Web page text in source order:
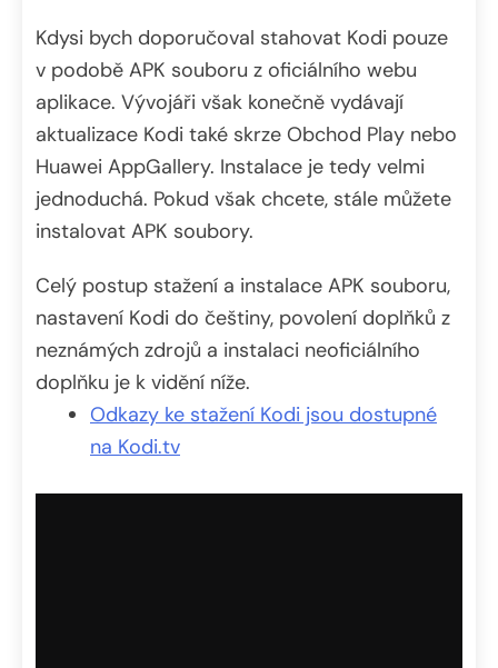
Kdysi bych doporučoval stahovat Kodi pouze
v podobě APK souboru z oficiálního webu
aplikace. Vývojáři však konečně vydávají
aktualizace Kodi také skrze Obchod Play nebo
Huawei AppGallery. Instalace je tedy velmi
jednoduchá. Pokud však chcete, stále můžete
instalovat APK soubory.
Celý postup stažení a instalace APK souboru,
nastavení Kodi do češtiny, povolení doplňků z
neznámých zdrojů a instalaci neoficiálního
doplňku je k vidění níže.
Odkazy ke stažení Kodi jsou dostupné
na Kodi.tv